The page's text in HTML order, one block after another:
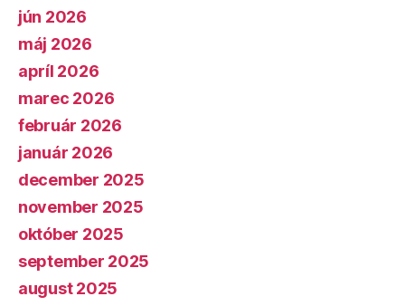
jún 2026
máj 2026
apríl 2026
marec 2026
február 2026
január 2026
december 2025
november 2025
október 2025
september 2025
august 2025